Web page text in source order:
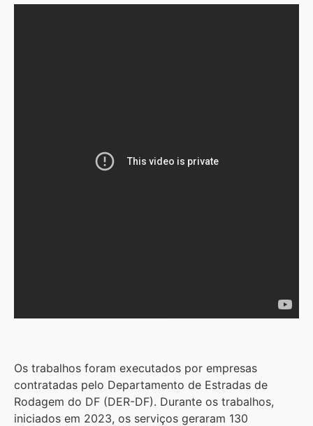
Os trabalhos foram executados por empresas
contratadas pelo Departamento de Estradas de
Rodagem do DF (DER-DF). Durante os trabalhos,
iniciados em 2023, os serviços geraram 130